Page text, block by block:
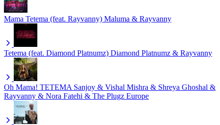
Mama Tetema (feat. Rayvanny) Maluma & Rayvanny
Tetema (feat. Diamond Platnumz) Diamond Platnumz & Rayvanny
Oh Mama! TETEMA Sanjoy & Vishal Mishra & Shreya Ghoshal &
Rayvanny & Nora Fatehi & The Plugz Europe